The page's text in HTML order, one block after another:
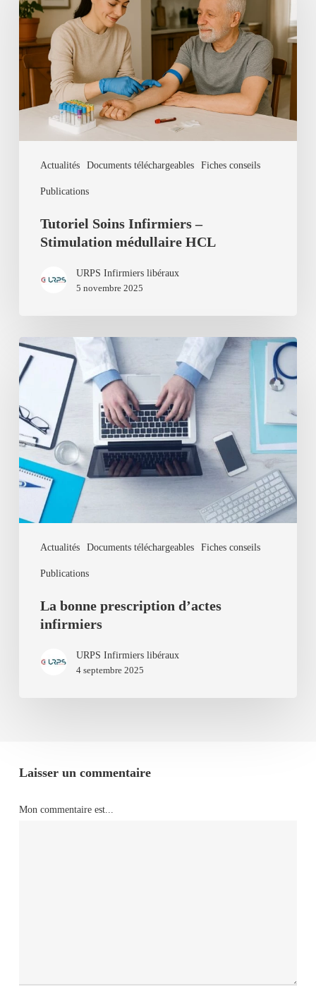
Actualités Documents téléchargeables Fiches conseils
Publications
Infirmiers
Stimulation
médullaire
HCL
Tutoriel Soins Infirmiers –
Stimulation médullaire HCL
URPS Infirmiers libéraux
5 novembre 2025
Actualités Documents téléchargeables Fiches conseils
Publications
La
bonne
prescription
d’actes
infirmiers
La bonne prescription d’actes
infirmiers
URPS Infirmiers libéraux
4 septembre 2025
Laisser un commentaire
Mon commentaire est...